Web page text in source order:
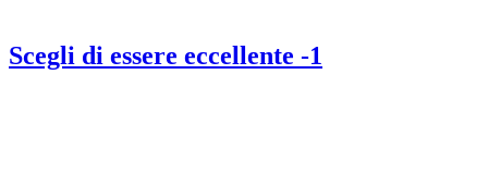
Scegli di essere eccellente -1